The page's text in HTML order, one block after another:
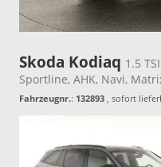
Skoda Kodiaq 1.5
Sportline, AHK, Navi,
Fahrzeugnr.: 132893 , sofort